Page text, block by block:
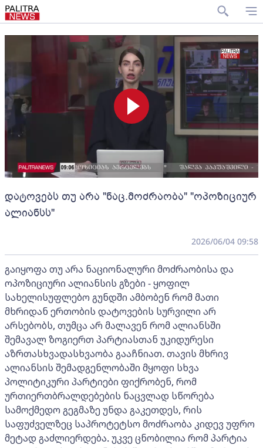
დატოვებს თუ არა "ნაც.მოძრაობა" "ოპოზიციურ
ალიანსს"
2026/06/04 09:58
გაიყოფა თუ არა ნაციონალური მოძრაობისა და
ოპოზიციური ალიანსის გზები - ყოფილ
სახელისუფლებო გუნდში ამბობენ რომ მათი
მხრიდან ერთობის დატოვების სურვილი არ
არსებობს, თუმცა არ მალავენ რომ ალიანსში
შემავალ ზოგიერთ პარტიასთან უკიდურესი
აზრთასხვადასხვაობა გააჩნიათ. თავის მხრივ
ალიანსის შემადგენლობაში მყოფი სხვა
პოლიტიკური პარტიები ფიქრობენ, რომ
ურთიერთბრალდებების ნაცვლად სწორება
სამოქმედო გეგმაზე უნდა გაკეთდეს, რის
საფუძველზეც საპროტეტსო მოძრაობა კიდევ უფრო
მეტად გაძლიერდება. უკვე ცნობილია რომ პარტია